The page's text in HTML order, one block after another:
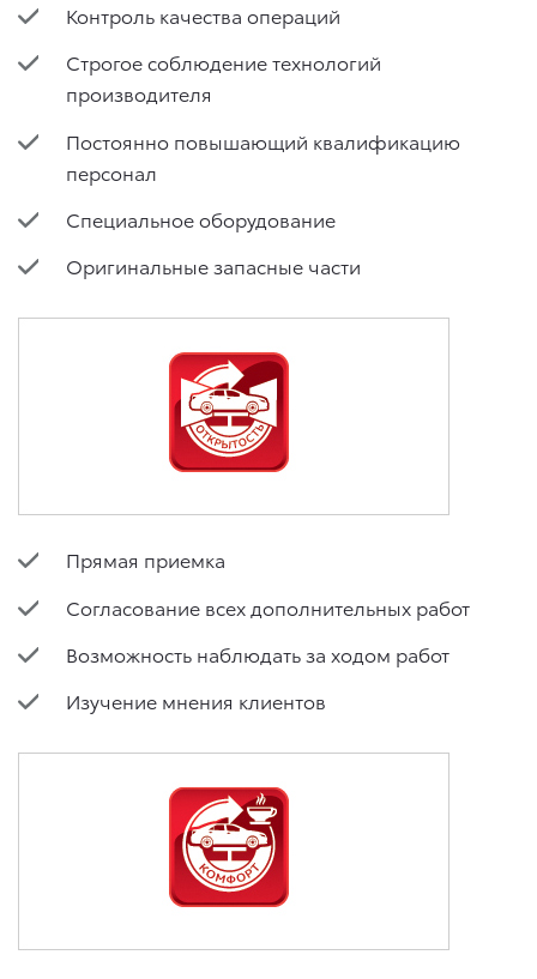
Контроль качества операций
Строгое соблюдение технологий
производителя
Постоянно повышающий квалификацию
персонал
Специальное оборудование
Оригинальные запасные части
Прямая приемка
Согласование всех дополнительных работ
Возможность наблюдать за ходом работ
Изучение мнения клиентов